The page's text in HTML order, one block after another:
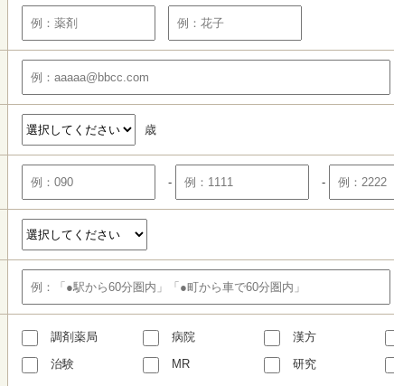
歳
- -
調剤薬局 病院 漢方
治験
MR 研究